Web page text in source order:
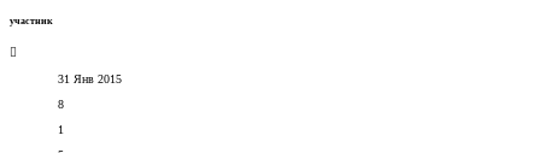
участник
31 Янв 2015
8
1